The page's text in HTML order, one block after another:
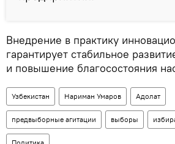
Внедрение в практику
гарантирует стабильное
и повышение благосостояния
Узбекистан Нариман Умаров Адолат
предвыборные агитации выборы